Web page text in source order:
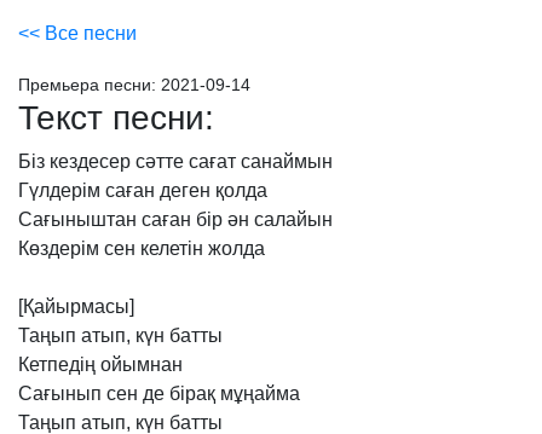
<< Все песни
Премьера песни: 2021-09-14
Текст песни:
Біз кездесер сәтте сағат санаймын
Гүлдерім саған деген қолда
Сағыныштан саған бір ән салайын
Көздерім сен келетін жолда
[Қайырмасы]
Таңып атып, күн батты
Кетпедің ойымнан
Сағынып сен де бірақ мұңайма
Таңып атып, күн батты